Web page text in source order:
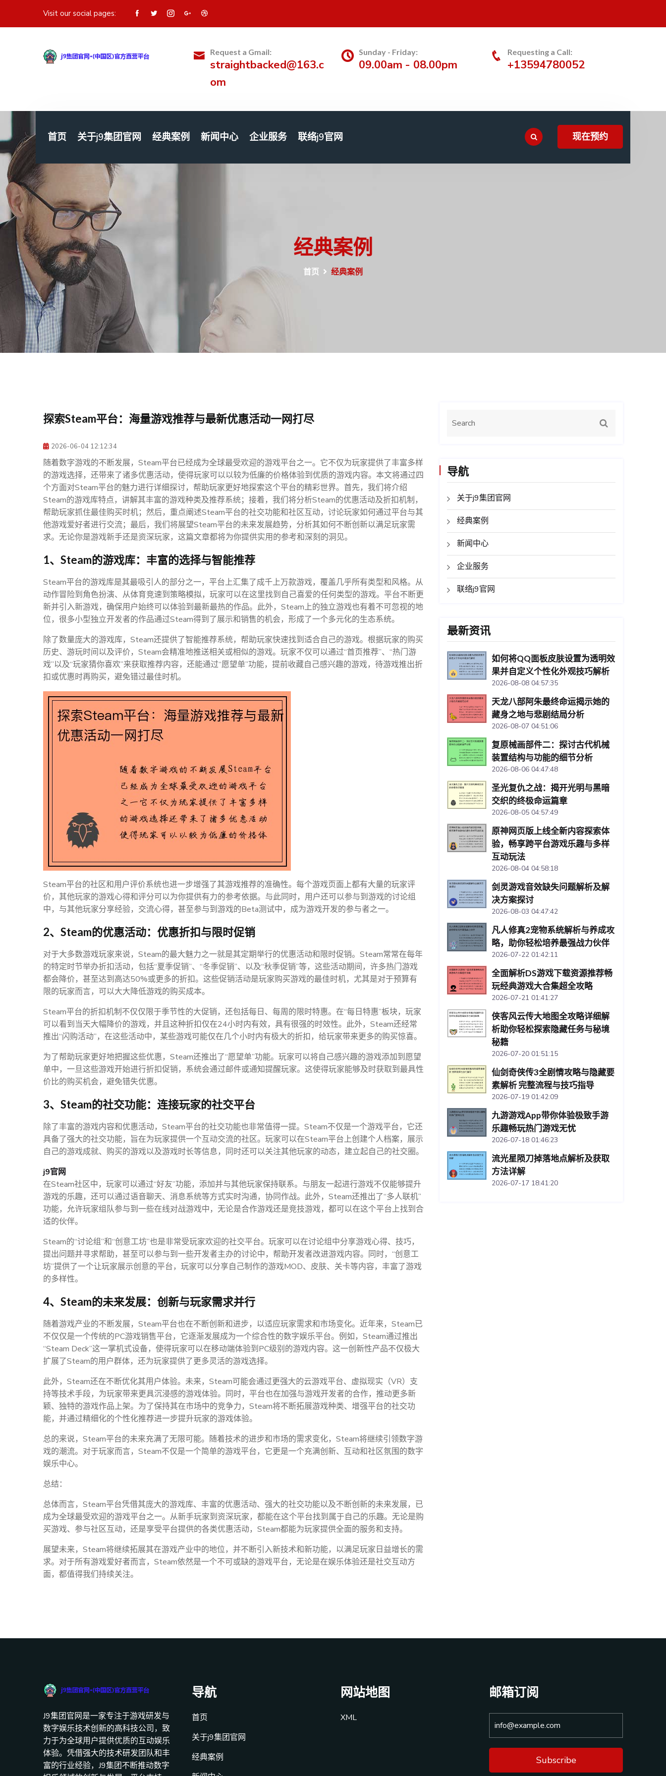
Visit our social pages:
Request a Gmail:
straightbacked@163.c
om
Sunday - Friday:
09.00am - 08.00pm
Requesting a Call:
+13594780052
首页 关于j9集团官网 经典案例 新闻中心 企业服务 联络j9官网 现在预约
经典案例
首页 经典案例
探索Steam平台：海量游戏推荐与最新优惠活动一网打尽
2026-06-04 12:12:34
随着数字游戏的不断发展，Steam平台已经成为全球最受欢迎的游戏平台之一。它不仅为玩家提供了丰富多样
的游戏选择，还带来了诸多优惠活动，使得玩家可以以较为低廉的价格体验到优质的游戏内容。本文将通过四
个方面对Steam平台的魅力进行详细探讨，帮助玩家更好地探索这个平台的精彩世界。首先，我们将介绍
Steam的游戏库特点，讲解其丰富的游戏种类及推荐系统；接着，我们将分析Steam的优惠活动及折扣机制，
帮助玩家抓住最佳购买时机；然后，重点阐述Steam平台的社交功能和社区互动，讨论玩家如何通过平台与其
他游戏爱好者进行交流；最后，我们将展望Steam平台的未来发展趋势，分析其如何不断创新以满足玩家需
求。无论你是游戏新手还是资深玩家，这篇文章都将为你提供实用的参考和深刻的洞见。
1、Steam的游戏库：丰富的选择与智能推荐
Steam平台的游戏库是其最吸引人的部分之一，平台上汇集了成千上万款游戏，覆盖几乎所有类型和风格。从
动作冒险到角色扮演、从体育竞速到策略模拟，玩家可以在这里找到自己喜爱的任何类型的游戏。平台不断更
新并引入新游戏，确保用户始终可以体验到最新最热的作品。此外，Steam上的独立游戏也有着不可忽视的地
位，很多小型独立开发者的作品通过Steam得到了展示和销售的机会，形成了一个多元化的生态系统。
除了数量庞大的游戏库，Steam还提供了智能推荐系统，帮助玩家快速找到适合自己的游戏。根据玩家的购买
历史、游玩时间以及评价，Steam会精准地推送相关或相似的游戏。玩家不仅可以通过“首页推荐”、“热门游
戏”以及“玩家猜你喜欢”来获取推荐内容，还能通过“愿望单”功能，提前收藏自己感兴趣的游戏，待游戏推出折
扣或优惠时再购买，避免错过最佳时机。
Steam平台的社区和用户评价系统也进一步增强了其游戏推荐的准确性。每个游戏页面上都有大量的玩家评
价，其他玩家的游戏心得和评分可以为你提供有力的参考依据。与此同时，用户还可以参与到游戏的讨论组
中，与其他玩家分享经验，交流心得，甚至参与到游戏的Beta测试中，成为游戏开发的参与者之一。
2、Steam的优惠活动：优惠折扣与限时促销
对于大多数游戏玩家来说，Steam的最大魅力之一就是其定期举行的优惠活动和限时促销。Steam常常在每年
的特定时节举办折扣活动，包括“夏季促销”、“冬季促销”、以及“秋季促销”等，这些活动期间，许多热门游戏
都会降价，甚至达到高达50%或更多的折扣。这些促销活动是玩家购买游戏的最佳时机，尤其是对于预算有
限的玩家而言，可以大大降低游戏的购买成本。
Steam平台的折扣机制不仅仅限于季节性的大促销，还包括每日、每周的限时特惠。在“每日特惠”板块，玩家
可以看到当天大幅降价的游戏，并且这种折扣仅在24小时内有效，具有很强的时效性。此外，Steam还经常
推出“闪购活动”，在这些活动中，某些游戏可能仅在几个小时内有极大的折扣，给玩家带来更多的购买惊喜。
为了帮助玩家更好地把握这些优惠，Steam还推出了“愿望单”功能。玩家可以将自己感兴趣的游戏添加到愿望
单中，一旦这些游戏开始进行折扣促销，系统会通过邮件或通知提醒玩家。这使得玩家能够及时获取到最具性
价比的购买机会，避免错失优惠。
3、Steam的社交功能：连接玩家的社交平台
除了丰富的游戏内容和优惠活动，Steam平台的社交功能也非常值得一提。Steam不仅是一个游戏平台，它还
具备了强大的社交功能，旨在为玩家提供一个互动交流的社区。玩家可以在Steam平台上创建个人档案，展示
自己的游戏成就、购买的游戏以及游戏时长等信息，同时还可以关注其他玩家的动态，建立起自己的社交圈。
j9官网
在Steam社区中，玩家可以通过“好友”功能，添加并与其他玩家保持联系。与朋友一起进行游戏不仅能够提升
游戏的乐趣，还可以通过语音聊天、消息系统等方式实时沟通，协同作战。此外，Steam还推出了“多人联机”
功能，允许玩家组队参与到一些在线对战游戏中，无论是合作游戏还是竞技游戏，都可以在这个平台上找到合
适的伙伴。
Steam的“讨论组”和“创意工坊”也是非常受玩家欢迎的社交平台。玩家可以在讨论组中分享游戏心得、技巧，
提出问题并寻求帮助，甚至可以参与到一些开发者主办的讨论中，帮助开发者改进游戏内容。同时，“创意工
坊”提供了一个让玩家展示创意的平台，玩家可以分享自己制作的游戏MOD、皮肤、关卡等内容，丰富了游戏
的多样性。
4、Steam的未来发展：创新与玩家需求并行
随着游戏产业的不断发展，Steam平台也在不断创新和进步，以适应玩家需求和市场变化。近年来，Steam已
不仅仅是一个传统的PC游戏销售平台，它逐渐发展成为一个综合性的数字娱乐平台。例如，Steam通过推出
“Steam Deck”这一掌机式设备，使得玩家可以在移动端体验到PC级别的游戏内容。这一创新性产品不仅极大
扩展了Steam的用户群体，还为玩家提供了更多灵活的游戏选择。
此外，Steam还在不断优化其用户体验。未来，Steam可能会通过更强大的云游戏平台、虚拟现实（VR）支
持等技术手段，为玩家带来更具沉浸感的游戏体验。同时，平台也在加强与游戏开发者的合作，推动更多新
颖、独特的游戏作品上架。为了保持其在市场中的竞争力，Steam将不断拓展游戏种类、增强平台的社交功
能，并通过精细化的个性化推荐进一步提升玩家的游戏体验。
总的来说，Steam平台的未来充满了无限可能。随着技术的进步和市场的需求变化，Steam将继续引领数字游
戏的潮流。对于玩家而言，Steam不仅是一个简单的游戏平台，它更是一个充满创新、互动和社区氛围的数字
娱乐中心。
总结：
总体而言，Steam平台凭借其庞大的游戏库、丰富的优惠活动、强大的社交功能以及不断创新的未来发展，已
成为全球最受欢迎的游戏平台之一。从新手玩家到资深玩家，都能在这个平台找到属于自己的乐趣。无论是购
买游戏、参与社区互动，还是享受平台提供的各类优惠活动，Steam都能为玩家提供全面的服务和支持。
展望未来，Steam将继续拓展其在游戏产业中的地位，并不断引入新技术和新功能，以满足玩家日益增长的需
求。对于所有游戏爱好者而言，Steam依然是一个不可或缺的游戏平台，无论是在娱乐体验还是社交互动方
面，都值得我们持续关注。
导航
关于j9集团官网
经典案例
新闻中心
企业服务
联络j9官网
最新资讯
如何将QQ面板皮肤设置为透明效
果并自定义个性化外观技巧解析
2026-08-08 04:57:35
天龙八部阿朱最终命运揭示她的
藏身之地与悲剧结局分析
2026-08-07 04:51:06
复原械画部件二：探讨古代机械
装置结构与功能的细节分析
2026-08-06 04:47:48
圣光复仇之战：揭开光明与黑暗
交织的终极命运篇章
2026-08-05 04:57:49
原神网页版上线全新内容探索体
验，畅享跨平台游戏乐趣与多样
互动玩法
2026-08-04 04:58:18
剑灵游戏音效缺失问题解析及解
决方案探讨
2026-08-03 04:47:42
凡人修真2宠物系统解析与养成攻
略，助你轻松培养最强战力伙伴
2026-07-22 01:42:11
全面解析DS游戏下载资源推荐畅
玩经典游戏大合集超全攻略
2026-07-21 01:41:27
侠客风云传大地图全攻略详细解
析助你轻松探索隐藏任务与秘境
秘籍
2026-07-20 01:51:15
仙剑奇侠传3全剧情攻略与隐藏要
素解析 完整流程与技巧指导
2026-07-19 01:42:09
九游游戏App带你体验极致手游
乐趣畅玩热门游戏无忧
2026-07-18 01:46:23
流光星陨刀掉落地点解析及获取
方法详解
2026-07-17 18:41:20
J9集团官网是一家专注于游戏研发与
数字娱乐技术创新的高科技公司，致
力于为全球用户提供优质的互动娱乐
体验。凭借强大的技术研发团队和丰
富的行业经验，J9集团不断推动数字
导航
首页
关于j9集团官网
经典案例
网站地图
XML
邮箱订阅
Subscribe